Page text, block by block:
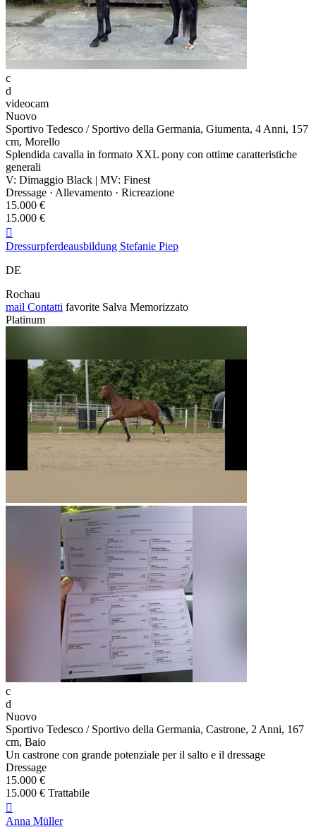
c
d
videocam
Nuovo
Sportivo Tedesco / Sportivo della Germania, Giumenta, 4 Anni, 157
cm, Morello
Splendida cavalla in formato XXL pony con ottime caratteristiche
generali
V: Dimaggio Black | MV: Finest
Dressage · Allevamento · Ricreazione
15.000 €
15.000 €

Dressurpferdeausbildung Stefanie Piep
DE
Rochau
mail Contatti favorite Salva Memorizzato
Platinum
c
d
Nuovo
Sportivo Tedesco / Sportivo della Germania, Castrone, 2 Anni, 167
cm, Baio
Un castrone con grande potenziale per il salto e il dressage
Dressage
15.000 €
15.000 € Trattabile

Anna Müller